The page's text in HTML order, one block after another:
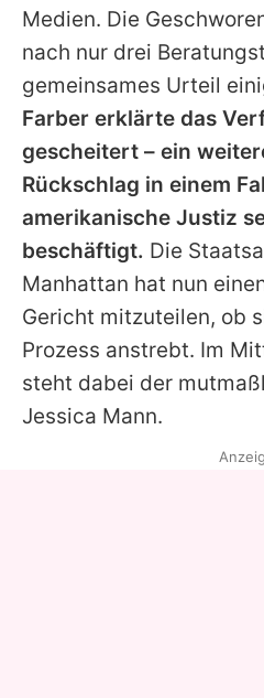
App
Utiq
Medien. Die
nach nur drei
gemeinsames Urteil
Farber erklärte das
gescheitert – ein
Rückschlag in einem
amerikanische Justiz
beschäftigt. Die
Manhattan hat nun
Gericht mitzuteilen, ob
Prozess anstrebt. Im
steht dabei der
Jessica Mann.